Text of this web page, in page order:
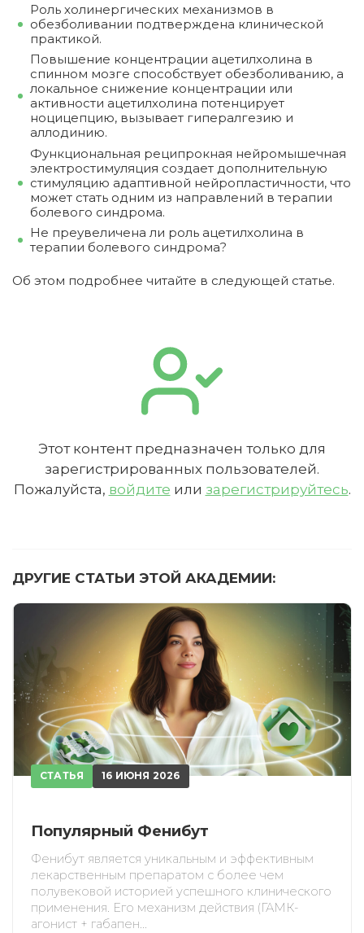
Роль холинергических механизмов в
обезболивании подтверждена клинической
практикой.
Повышение концентрации ацетилхолина в
спинном мозге способствует обезболиванию, а
локальное снижение концентрации или
активности ацетилхолина потенцирует
ноцицепцию, вызывает гипералгезию и
аллодинию.
Функциональная реципрокная нейромышечная
электростимуляция создает дополнительную
стимуляцию адаптивной нейропластичности, что
может стать одним из направлений в терапии
болевого синдрома.
Не преувеличена ли роль ацетилхолина в
терапии болевого синдрома?
Об этом подробнее читайте в следующей статье.
Этот контент предназначен только для
зарегистрированных пользователей.
Пожалуйста, войдите или зарегистрируйтесь.
ДРУГИЕ СТАТЬИ ЭТОЙ АКАДЕМИИ:
СТАТЬЯ 16 ИЮНЯ 2026
Популярный Фенибут
Фенибут является уникальным и эффективным
лекарственным препаратом с более чем
полувековой историей успешного клинического
применения. Его механизм действия (ГАМК-
агонист + габапен...
ИСКАТЬ
ПОЛУЧИТЬ